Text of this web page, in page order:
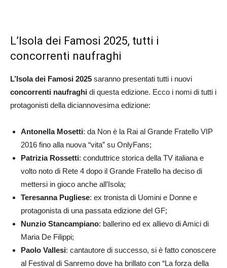
L’Isola dei Famosi 2025, tutti i
concorrenti naufraghi
L’Isola dei Famosi 2025 saranno presentati tutti i nuovi
concorrenti naufraghi di questa edizione. Ecco i nomi di tutti i
protagonisti della diciannovesima edizione:
Antonella Mosetti: da Non è la Rai al Grande Fratello VIP
2016 fino alla nuova “vita” su OnlyFans;
Patrizia Rossetti: conduttrice storica della TV italiana e
volto noto di Rete 4 dopo il Grande Fratello ha deciso di
mettersi in gioco anche all’Isola;
Teresanna Pugliese: ex tronista di Uomini e Donne e
protagonista di una passata edizione del GF;
Nunzio Stancampiano: ballerino ed ex allievo di Amici di
Maria De Filippi;
Paolo Vallesi: cantautore di successo, si è fatto conoscere
al Festival di Sanremo dove ha brillato con “La forza della